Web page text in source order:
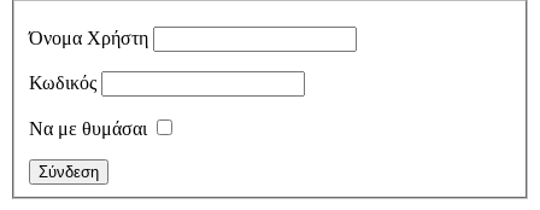
Όνομα Χρήστη
Κωδικός
Να με θυμάσαι